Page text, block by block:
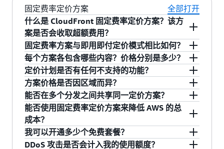
名包括在您的 Web 应用程序、媒体播放器或
网站中。使用 cloudfront.net 域名（或您设置
的 CNAME）发出的每个请求，都被路由到最
适合以最高性能分发内容的边缘站点。该边缘
站点将尝试使用文件的本地副本来处理请求。
如果本地副本不可用，Amazon CloudFront 将
从源文件中获取副本。然后，此副本将能够在
该边缘站点使用，以便处理将来的请求。
任何代码或安装任何软件。您可以免费访问 AWS
管理控制台，网址为
https://console.aws.amazon.com
可以。您可以通过两种方式将 Zone Apex（机构根
网域，example.com）指向 Amazon CloudFront
分发。
第一种方式是使用 AWS 的权威 DNS 服务 Amazon
Route 53，您可配置一条 ALIAS 记录，将 DNS 名
称的 Apex 或根（如 example.com）映射到
Amazon CloudFront 分发。然后，Amazon Route
53 会使用您的 CloudFront 分发对应的正确 IP 地
址来响应对 ALIAS 记录的每个请求。Route 53 对
映射到 CloudFront 分发的 ALIAS 记录的查询不收
取费用。
固定费率定价方案
全部打开
什么是 CloudFront 固定费率定价方案？该方
案是否会收取超额费用？
CloudFront 固定费率定价方案将 CloudFront CDN
与多项 AWS 服务和功能整合为月度固定价格，不
收取任何超额费用。该方案包括 CDN、WAF、
DDoS 防护、DNS、TLS 证书、日志服务和无服务
器边缘计算，并附赠每月 S3 标准存储抵扣金。
您可以根据需求为不同的应用程序选择不同方
案，灵活扩展应用程序，无需为计算用量或流量
突增或 DDoS 攻击带来意外费用担心。
固定费率方案与即用即付定价模式相比如何？
固定费率方案和即用即付定价模式可根据您的需
求提供不同优势。使用固定费率方案，您只需支
付一笔固定费用即可使用 CloudFront、WAF、
Route 53、S3 和 CloudWatch Logs 等多项 AWS
服务，即使在流量突增或遭受攻击时，也不会产
生超额费用。
采用即用即付定价模式时，各项服务将根据实际
每个方案各包含哪些内容？价格分别是多少？
所有方案均包含基础 CDN 功能、DNS、WAF、
DDoS 防护、存储抵扣金、失效和无服务器边缘计
算功能。免费方案（0 美元/月）是开始使用 CDN
与安全功能的简单方案。专业方案（15 美元/月）
专为小型网站和应用程序设计，提供核心 CDN 与
安全功能。商业方案（200 美元/月）可通过机器
定价计划是否有任何不支持的功能？
尽管大多数功能在定价计划的一个或多个套餐中
受支持，但仍有部分功能目前未包含在任何定价
计划中。如果您需要其中一项或多项功能，请选
择即用即付定价模式。有关不支持的功能和替代
方案的完整列表，请访问我们的文档。
方案价格是否因区域而异？
否。每个固定费率方案均以单一价格提供全球内
容分发服务。您可以为全球各地的用户提供服
务，无需担心区域定价差异。
能否在多个分发之间共享同一定价方案？
每个固定费率方案支持一个 CloudFront 分发。您
可以根据自身需求为不同的分发选择不同的定价
方案。
能否使用固定费率定价方案来降低 AWS 的总
成本？
可以。CloudFront 固定费率定价方案可以使您的
我可以开通多少个免费套餐？
DDoS 攻击是否会计入我的使用额度？